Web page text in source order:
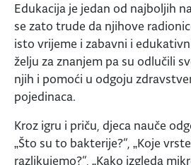
Edukacija je jedan od najboljih
se zato trude da njihove
isto vrijeme i zabavni i
želju za znanjem pa su odlučili
njih i pomoći u odgoju
pojedinaca.
Kroz igru i priču, djeca nauče
„Što su to bakterije?“, „Koje
razlikujemo?“, „Kako izgleda